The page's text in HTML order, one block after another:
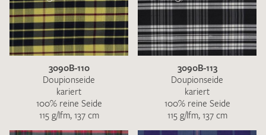
3090B-110
Doupionseide
kariert
100% reine Seide
115 g/lfm, 137 cm
3090B-113
Doupionseide
kariert
100% reine Seide
115 g/lfm, 137 cm